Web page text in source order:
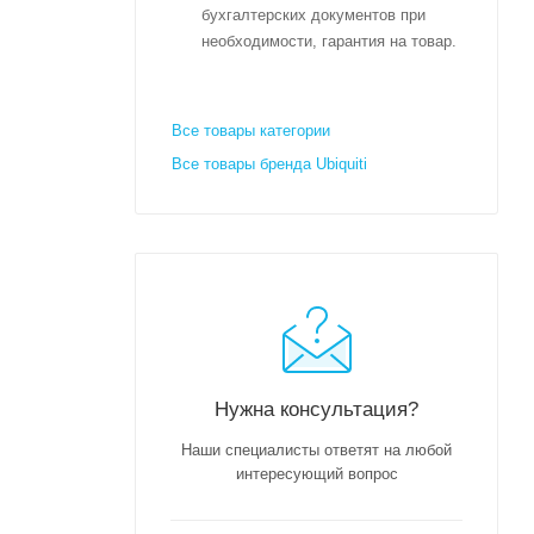
бухгалтерских документов при
необходимости, гарантия на товар.
Все товары категории
Все товары бренда Ubiquiti
Нужна консультация?
Наши специалисты ответят на любой
интересующий вопрос